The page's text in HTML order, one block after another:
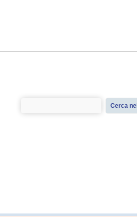
Cerca